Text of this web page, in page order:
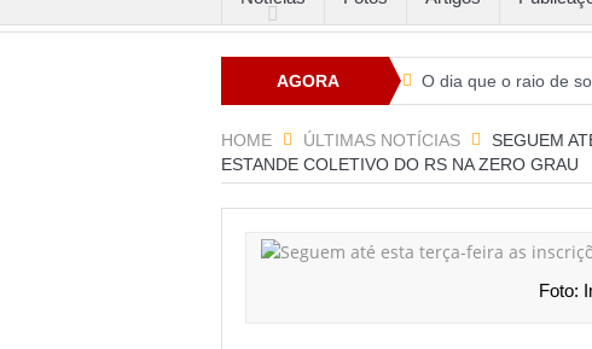
AGORA O dia que o raio de
Santa Maria finaliza
Com alto número de
Comissão de RH
Em decisão com
HOME ÚLTIMAS NOTÍCIAS
SEGUEM
ESTANDE COLETIVO DO RS NA ZERO GRAU
Foto: